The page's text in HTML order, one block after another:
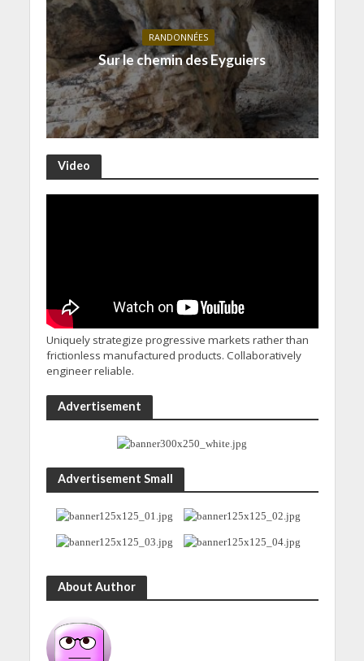
RANDONNÉES
Sur le chemin des Eyguiers
Video
Uniquely strategize progressive markets rather than
frictionless manufactured products. Collaboratively
engineer reliable.
Advertisement
Advertisement Small
About Author